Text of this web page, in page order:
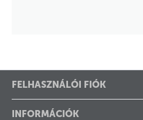
FELHASZNÁLÓI FIÓK
INFORMÁCIÓK